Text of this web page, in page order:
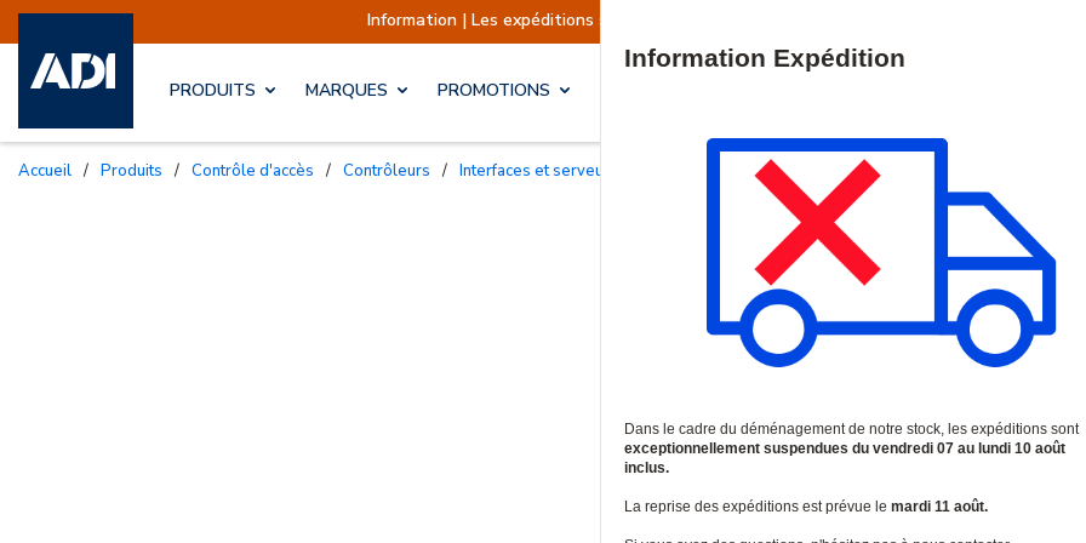
Information | Les expéditions sont actuellement suspendues Reprise prévue
PRODUITS MARQUES PROMOTIONS
Accueil / Produits / Contrôle d'accès / Contrôleurs / Interfaces et serveurs